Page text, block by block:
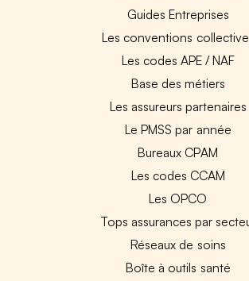
Guides Entreprises
Les conventions
Les codes APE / NAF
Base des métiers
Les assureurs partenaires
Le PMSS par année
Bureaux CPAM
Les codes CCAM
Les OPCO
Tops assurances par
Réseaux de soins
Boîte à outils santé